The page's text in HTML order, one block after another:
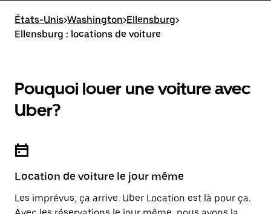
le
calendrier
et
Appuyez
sur
la
touche
le
calendrier.
pour
interagir
avec
sélectionner
une
date.
Appuyez
touche
d'échappement
fermer
calendrier.
États-Unis>Washington>Ellensburg>
Ellensburg : locations de voiture
Pouquoi louer une voiture avec
Uber?
Location de voiture le jour même
Les imprévus, ça arrive. Uber Location est là pour ça.